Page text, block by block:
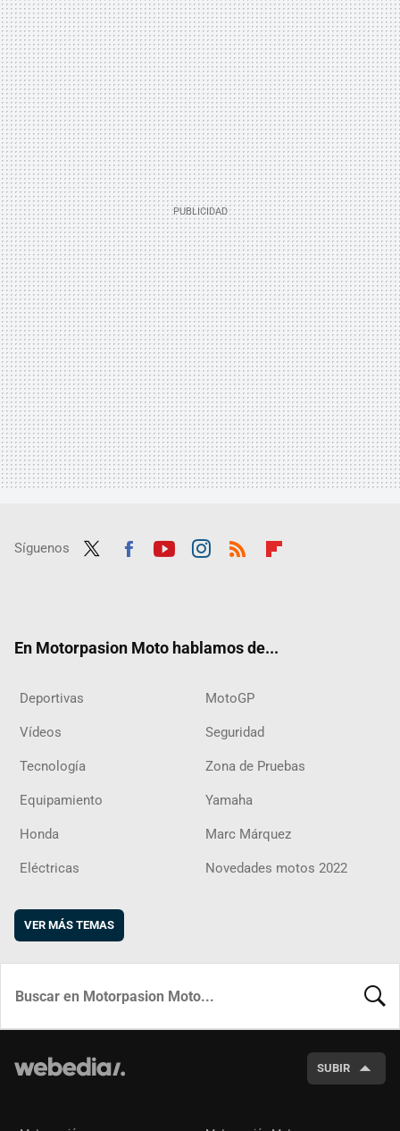
Síguenos
En Motorpasion Moto hablamos de...
Deportivas MotoGP
Vídeos Seguridad
Tecnología Zona de Pruebas
Equipamiento Yamaha
Honda Marc Márquez
Eléctricas Novedades motos 2022
VER MÁS TEMAS
SUBIR